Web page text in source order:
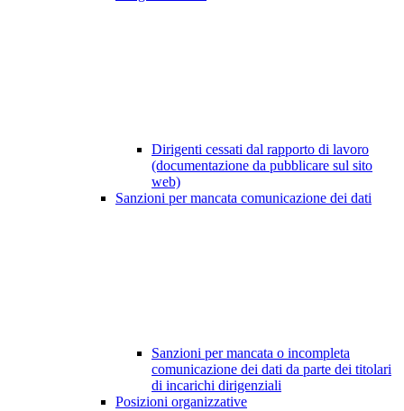
Dirigenti cessati dal rapporto di lavoro
(documentazione da pubblicare sul sito
web)
Sanzioni per mancata comunicazione dei dati
Sanzioni per mancata o incompleta
comunicazione dei dati da parte dei titolari
di incarichi dirigenziali
Posizioni organizzative